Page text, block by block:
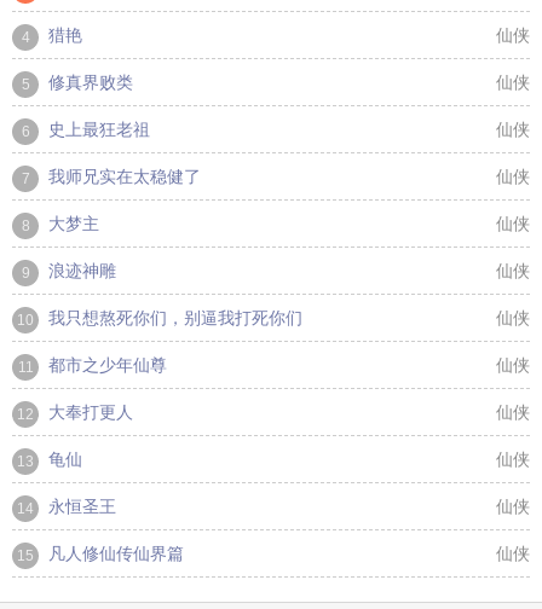
4 猎艳 仙侠
5 修真界败类 仙侠
6 史上最狂老祖 仙侠
7 我师兄实在太稳健了 仙侠
8 大梦主 仙侠
9 浪迹神雕 仙侠
10 我只想熬死你们，别逼我打死你们 仙侠
11 都市之少年仙尊 仙侠
12 大奉打更人 仙侠
13 龟仙 仙侠
14 永恒圣王 仙侠
15 凡人修仙传仙界篇 仙侠